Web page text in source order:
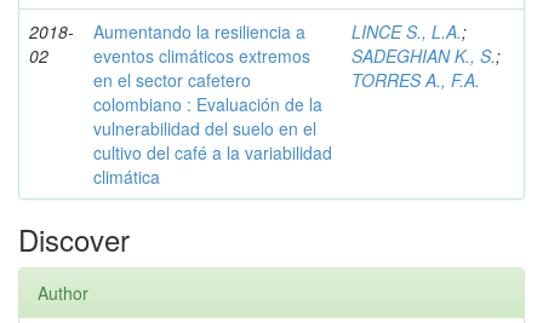
2018-
02
Aumentando la resiliencia a
eventos climáticos extremos
en el sector cafetero
colombiano : Evaluación de la
vulnerabilidad del suelo en el
cultivo del café a la variabilidad
climática
LINCE S., L.A.;
SADEGHIAN K., S.;
TORRES A., F.A.
Discover
Author